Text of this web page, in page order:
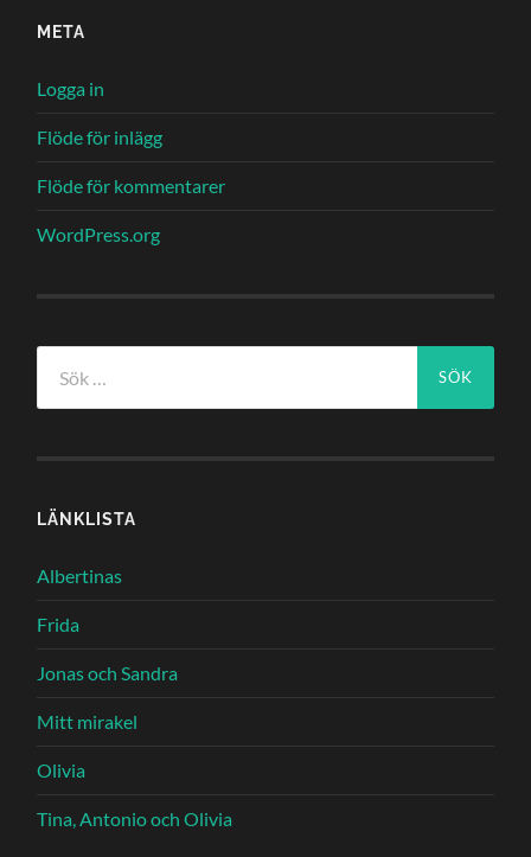
META
Logga in
Flöde för inlägg
Flöde för kommentarer
WordPress.org
efter:
LÄNKLISTA
Albertinas
Frida
Jonas och Sandra
Mitt mirakel
Olivia
Tina, Antonio och Olivia